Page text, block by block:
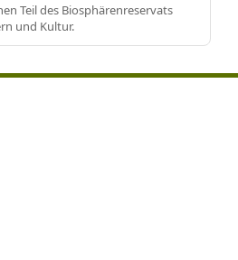
Teil des Biosphärenreservats
und Kultur.